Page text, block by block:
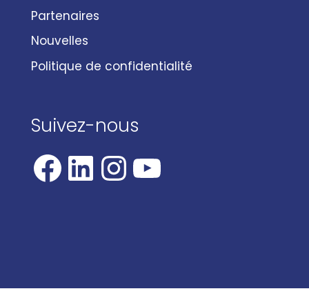
Partenaires
Nouvelles
Politique de confidentialité
Suivez-nous
Facebook LinkedIn Instagram YouTube